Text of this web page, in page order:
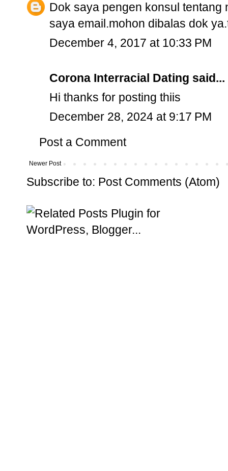
Dok saya pengen konsul tentang
saya email.mohon dibalas dok
December 4, 2017 at 10:33 PM
Corona Interracial Dating said...
Hi thanks for posting thiis
December 28, 2024 at 9:17 PM
Post a Comment
Newer Post
Subscribe to: Post Comments (Atom)